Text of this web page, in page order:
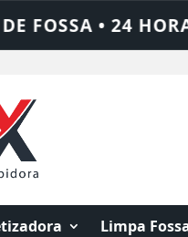
AJAX
Limpa